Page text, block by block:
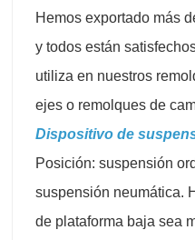
Hemos exportado más
y todos están
utiliza en nuestros
ejes o remolques de
Dispositivo de
Posición: suspensión
suspensión neumática.
de plataforma baja sea